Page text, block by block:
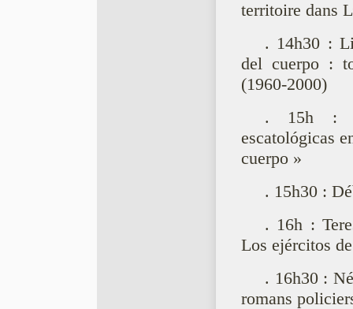
territoire dans
. 14h30 :
del cuerpo :
(1960-2000)
. 15h :
escatológicas
cuerpo »
. 15h30 :
. 16h :
Los ejércitos
. 16h30 :
romans